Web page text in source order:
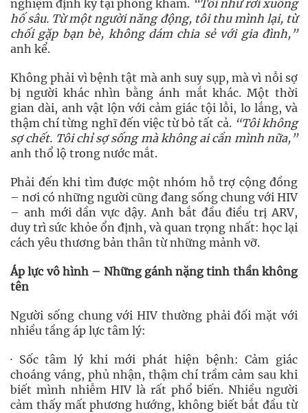
nghiệm định kỳ tại phòng khám. “Tôi như rơi xuống
hố sâu. Từ một người năng động, tôi thu mình lại, từ
chối gặp bạn bè, không dám chia sẻ với gia đình,”
anh kể.
Không phải vì bệnh tật mà anh suy sụp, mà vì nỗi sợ
bị người khác nhìn bằng ánh mắt khác. Một thời
gian dài, anh vật lộn với cảm giác tội lỗi, lo lắng, và
thậm chí từng nghĩ đến việc từ bỏ tất cả. “Tôi không
sợ chết. Tôi chỉ sợ sống mà không ai cần mình nữa,”
anh thổ lộ trong nước mắt.
Phải đến khi tìm được một nhóm hỗ trợ cộng đồng
– nơi có những người cũng đang sống chung với HIV
– anh mới dần vực dậy. Anh bắt đầu điều trị ARV,
duy trì sức khỏe ổn định, và quan trọng nhất: học lại
cách yêu thương bản thân từ những mảnh vỡ.
Áp lực vô hình – Những gánh nặng tinh thần không
tên
Người sống chung với HIV thường phải đối mặt với
nhiều tầng áp lực tâm lý:
· Sốc tâm lý khi mới phát hiện bệnh: Cảm giác
choáng váng, phủ nhận, thậm chí trầm cảm sau khi
biết mình nhiễm HIV là rất phổ biến. Nhiều người
cảm thấy mất phương hướng, không biết bắt đầu từ